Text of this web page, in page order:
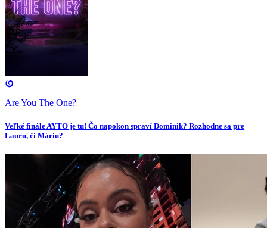
Are You The One?
Veľké finále AYTO je tu! Čo napokon spraví Dominik? Rozhodne sa pre
Lauru, či Máriu?